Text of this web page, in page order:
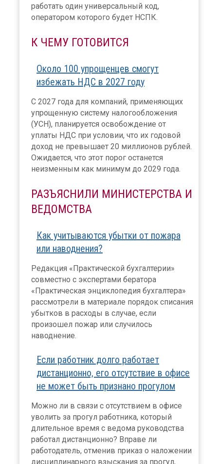
работать один универсальный код,
оператором которого будет НСПК.
К ЧЕМУ ГОТОВИТСЯ
Около 100 упрощенцев смогут
избежать НДС в 2027 году
С 2027 года для компаний, применяющих
упрощенную систему налогообложения
(УСН), планируется освобождение от
уплаты НДС при условии, что их годовой
доход не превышает 20 миллионов рублей.
Ожидается, что этот порог останется
неизменным как минимум до 2029 года.
РАЗЪЯСНИЛИ МИНИСТЕРСТВА И
ВЕДОМСТВА
Как учитываются убытки от пожара
или наводнения?
Редакция «Практической бухгалтерии»
совместно с экспертами бератора
«Практическая энциклопедия бухгалтера»
рассмотрели в материале порядок списания
убытков в расходы в случае, если
произошел пожар или случилось
наводнение.
Если работник долго работает
дистанционно, его отсутствие в офисе
не может быть признано прогулом
Можно ли в связи с отсутствием в офисе
уволить за прогул работника, который
длительное время с ведома руководства
работал дистанционно? Вправе ли
работодатель, отменив приказ о наложении
дисциплинарного взыскания за прогул,